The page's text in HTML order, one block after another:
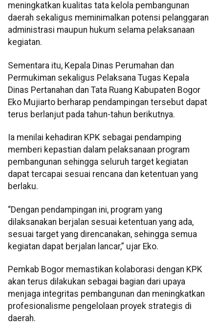
meningkatkan kualitas tata kelola pembangunan
daerah sekaligus meminimalkan potensi pelanggaran
administrasi maupun hukum selama pelaksanaan
kegiatan.
Sementara itu, Kepala Dinas Perumahan dan
Permukiman sekaligus Pelaksana Tugas Kepala
Dinas Pertanahan dan Tata Ruang Kabupaten Bogor
Eko Mujiarto berharap pendampingan tersebut dapat
terus berlanjut pada tahun-tahun berikutnya.
Ia menilai kehadiran KPK sebagai pendamping
memberi kepastian dalam pelaksanaan program
pembangunan sehingga seluruh target kegiatan
dapat tercapai sesuai rencana dan ketentuan yang
berlaku.
“Dengan pendampingan ini, program yang
dilaksanakan berjalan sesuai ketentuan yang ada,
sesuai target yang direncanakan, sehingga semua
kegiatan dapat berjalan lancar,” ujar Eko.
Pemkab Bogor memastikan kolaborasi dengan KPK
akan terus dilakukan sebagai bagian dari upaya
menjaga integritas pembangunan dan meningkatkan
profesionalisme pengelolaan proyek strategis di
daerah.